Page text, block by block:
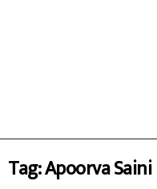
Tag: Apoorva Saini